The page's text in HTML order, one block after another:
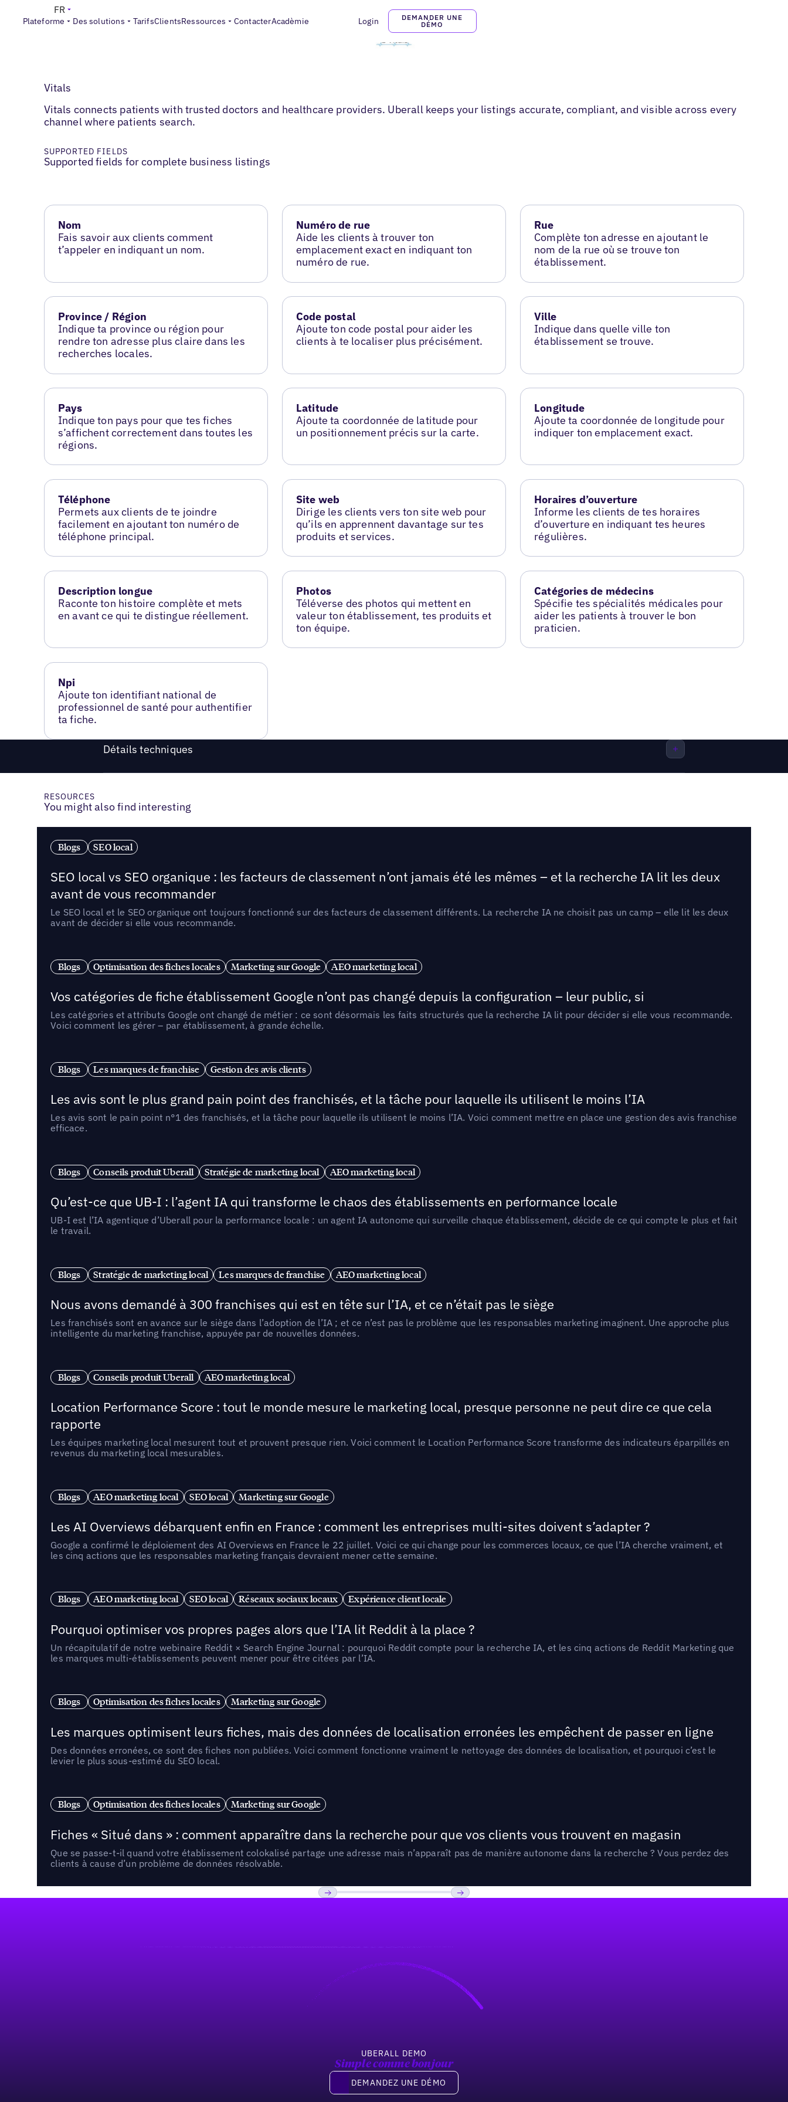
Plateforme Des solutions TarifsClientsRessources ContacterAcadèmie Login
DEMANDER UNE
DÉMO
FR
Vitals
Vitals connects patients with trusted doctors and healthcare providers. Uberall keeps your listings accurate, compliant, and visible across every
channel where patients search.
SUPPORTED FIELDS
Supported fields for complete business listings
Nom
Fais savoir aux clients comment
t’appeler en indiquant un nom.
Numéro de rue
Aide les clients à trouver ton
emplacement exact en indiquant ton
numéro de rue.
Rue
Complète ton adresse en ajoutant le
nom de la rue où se trouve ton
établissement.
Province / Région
Indique ta province ou région pour
rendre ton adresse plus claire dans les
recherches locales.
Code postal
Ajoute ton code postal pour aider les
clients à te localiser plus précisément.
Ville
Indique dans quelle ville ton
établissement se trouve.
Pays
Indique ton pays pour que tes fiches
s’affichent correctement dans toutes les
régions.
Latitude
Ajoute ta coordonnée de latitude pour
un positionnement précis sur la carte.
Longitude
Ajoute ta coordonnée de longitude pour
indiquer ton emplacement exact.
Téléphone
Permets aux clients de te joindre
facilement en ajoutant ton numéro de
téléphone principal.
Site web
Dirige les clients vers ton site web pour
qu’ils en apprennent davantage sur tes
produits et services.
Horaires d’ouverture
Informe les clients de tes horaires
d’ouverture en indiquant tes heures
régulières.
Description longue
Raconte ton histoire complète et mets
en avant ce qui te distingue réellement.
Photos
Téléverse des photos qui mettent en
valeur ton établissement, tes produits et
ton équipe.
Catégories de médecins
Spécifie tes spécialités médicales pour
aider les patients à trouver le bon
praticien.
Npi
Ajoute ton identifiant national de
professionnel de santé pour authentifier
ta fiche.
Détails techniques
RESOURCES
You might also find interesting
Blogs SEO local
SEO local vs SEO organique : les facteurs de classement n’ont jamais été les mêmes – et la recherche IA lit les deux
avant de vous recommander
Le SEO local et le SEO organique ont toujours fonctionné sur des facteurs de classement différents. La recherche IA ne choisit pas un camp – elle lit les deux
avant de décider si elle vous recommande.
Blogs Optimisation des fiches locales Marketing sur Google AEO marketing local
Vos catégories de fiche établissement Google n’ont pas changé depuis la configuration – leur public, si
Les catégories et attributs Google ont changé de métier : ce sont désormais les faits structurés que la recherche IA lit pour décider si elle vous recommande.
Voici comment les gérer – par établissement, à grande échelle.
Blogs Les marques de franchise Gestion des avis clients
Les avis sont le plus grand pain point des franchisés, et la tâche pour laquelle ils utilisent le moins l’IA
Les avis sont le pain point n°1 des franchisés, et la tâche pour laquelle ils utilisent le moins l’IA. Voici comment mettre en place une gestion des avis franchise
efficace.
Blogs Conseils produit Uberall Stratégie de marketing local AEO marketing local
Qu’est-ce que UB-I : l’agent IA qui transforme le chaos des établissements en performance locale
UB-I est l’IA agentique d’Uberall pour la performance locale : un agent IA autonome qui surveille chaque établissement, décide de ce qui compte le plus et fait
le travail.
Blogs Stratégie de marketing local Les marques de franchise AEO marketing local
Nous avons demandé à 300 franchises qui est en tête sur l’IA, et ce n’était pas le siège
Les franchisés sont en avance sur le siège dans l’adoption de l’IA ; et ce n’est pas le problème que les responsables marketing imaginent. Une approche plus
intelligente du marketing franchise, appuyée par de nouvelles données.
Blogs Conseils produit Uberall AEO marketing local
Location Performance Score : tout le monde mesure le marketing local, presque personne ne peut dire ce que cela
rapporte
Les équipes marketing local mesurent tout et prouvent presque rien. Voici comment le Location Performance Score transforme des indicateurs éparpillés en
revenus du marketing local mesurables.
Blogs AEO marketing local SEO local Marketing sur Google
Les AI Overviews débarquent enfin en France : comment les entreprises multi-sites doivent s’adapter ?
Google a confirmé le déploiement des AI Overviews en France le 22 juillet. Voici ce qui change pour les commerces locaux, ce que l’IA cherche vraiment, et
les cinq actions que les responsables marketing français devraient mener cette semaine.
Blogs AEO marketing local SEO local Réseaux sociaux locaux Expérience client locale
Pourquoi optimiser vos propres pages alors que l’IA lit Reddit à la place ?
Un récapitulatif de notre webinaire Reddit × Search Engine Journal : pourquoi Reddit compte pour la recherche IA, et les cinq actions de Reddit Marketing que
les marques multi-établissements peuvent mener pour être citées par l’IA.
Blogs Optimisation des fiches locales Marketing sur Google
Les marques optimisent leurs fiches, mais des données de localisation erronées les empêchent de passer en ligne
Des données erronées, ce sont des fiches non publiées. Voici comment fonctionne vraiment le nettoyage des données de localisation, et pourquoi c’est le
levier le plus sous-estimé du SEO local.
Blogs Optimisation des fiches locales Marketing sur Google
Fiches « Situé dans » : comment apparaître dans la recherche pour que vos clients vous trouvent en magasin
Que se passe-t-il quand votre établissement colokalisé partage une adresse mais n’apparaît pas de manière autonome dans la recherche ? Vous perdez des
clients à cause d’un problème de données résolvable.
UBERALL DEMO
Simple comme bonjour
Demandez une démo
DEMANDEZ UNE DÉMO